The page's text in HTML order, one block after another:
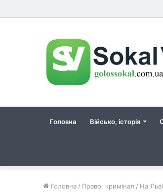
Головна Військо, історія
Головна / Право, кримінал / На